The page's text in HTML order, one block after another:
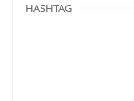
HASHTAG